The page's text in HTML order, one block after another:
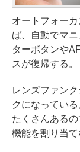
オートフォー
ば、自動でマ
ターボタンや
スが復帰する。
レンズファン
クになってい
たくさんある
機能を割り当て